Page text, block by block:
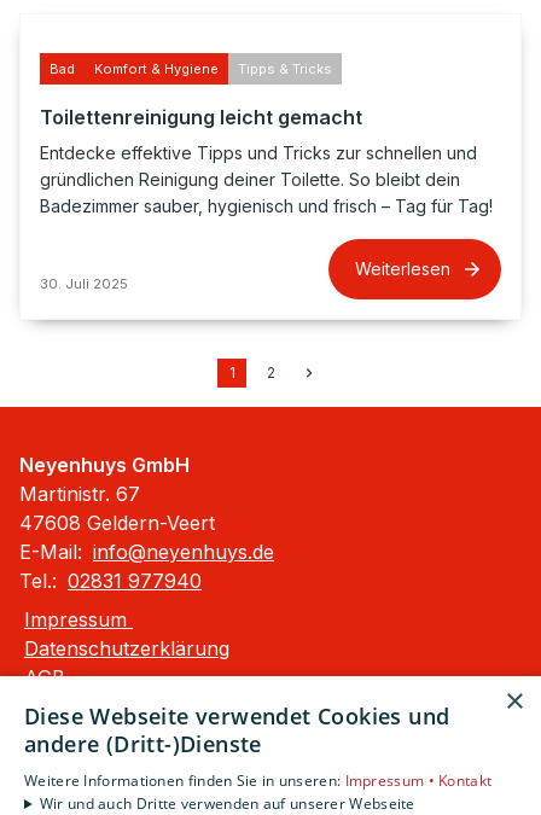
Bad Komfort & Hygiene Tipps & Tricks
Toilettenreinigung leicht gemacht
Entdecke effektive Tipps und Tricks zur schnellen und
gründlichen Reinigung deiner Toilette. So bleibt dein
Badezimmer sauber, hygienisch und frisch – Tag für Tag!
30. Juli 2025
Weiterlesen
1 2
Neyenhuys GmbH
Martinistr. 67
47608 Geldern-Veert
E-Mail: info@neyenhuys.de
Tel.: 02831 977940
Impressum
Datenschutzerklärung
AGB
Barrierefreiheitserklärung
Privatkunden
×
Diese Webseite verwendet Cookies und
andere (Dritt-)Dienste
Weitere Informationen finden Sie in unseren: Impressum • Kontakt
Wir und auch Dritte verwenden auf unserer Webseite